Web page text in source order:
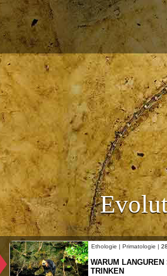
| Primatologie |28.10.2024
LANGUREN SALZWASSER